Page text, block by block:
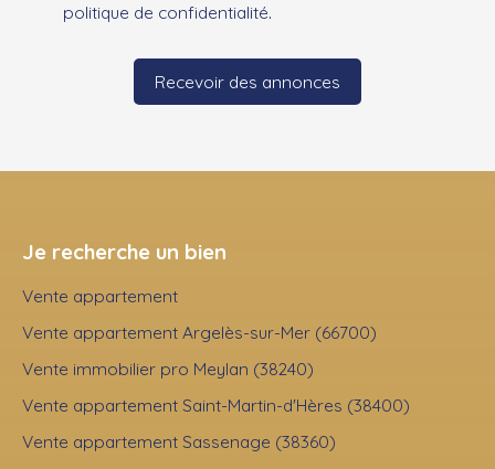
politique de confidentialité.
Recevoir des annonces
Je recherche un bien
Vente appartement
Vente appartement Argelès-sur-Mer (66700)
Vente immobilier pro Meylan (38240)
Vente appartement Saint-Martin-d'Hères (38400)
Vente appartement Sassenage (38360)